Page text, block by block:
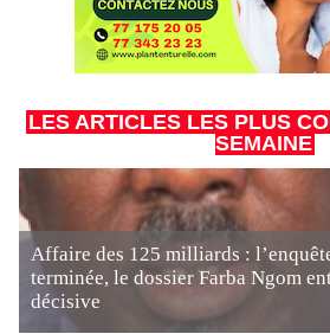
LES ARTICLES LES PLUS
SEMAINE
Affaire des 125 milliards :
terminée, le dossier Farba Ngom
décisive